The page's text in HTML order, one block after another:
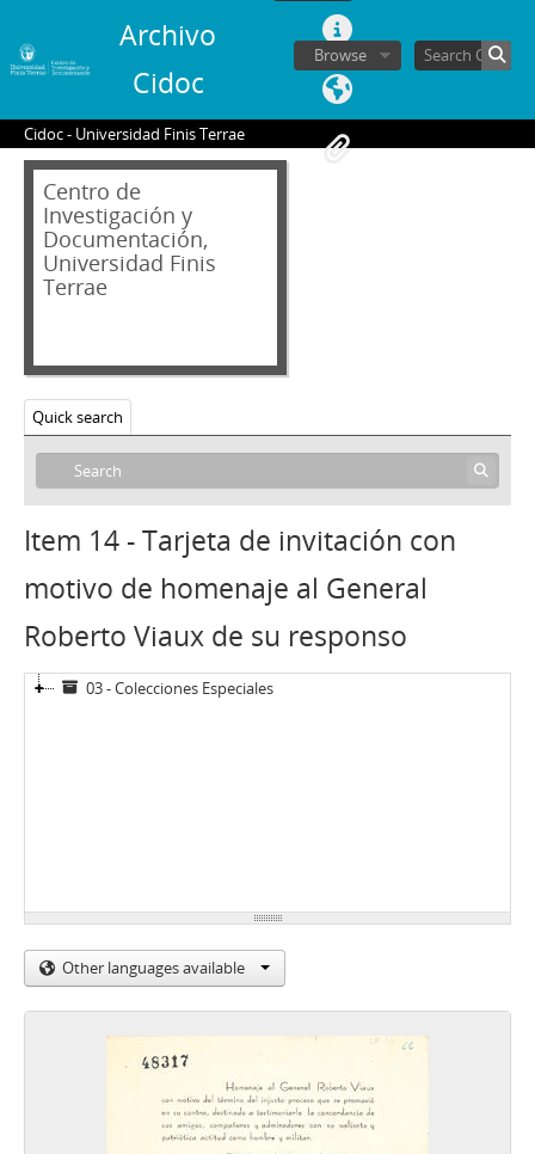
Archivo
Cidoc
Browse
Cidoc - Universidad Finis Terrae
Centro de
Investigación y
Documentación,
Universidad Finis
Terrae
Quick search
Item 14 - Tarjeta de invitación con
motivo de homenaje al General
Roberto Viaux de su responso
03 - Colecciones Especiales
Other languages available